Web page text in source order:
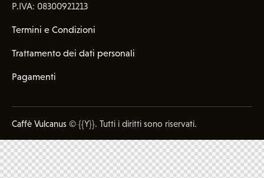
P.IVA: 08300921213
Termini e Condizioni
Trattamento dei dati personali
Pagamenti
Caffè Vulcanus © {{Y}}. Tutti i diritti sono riservati.